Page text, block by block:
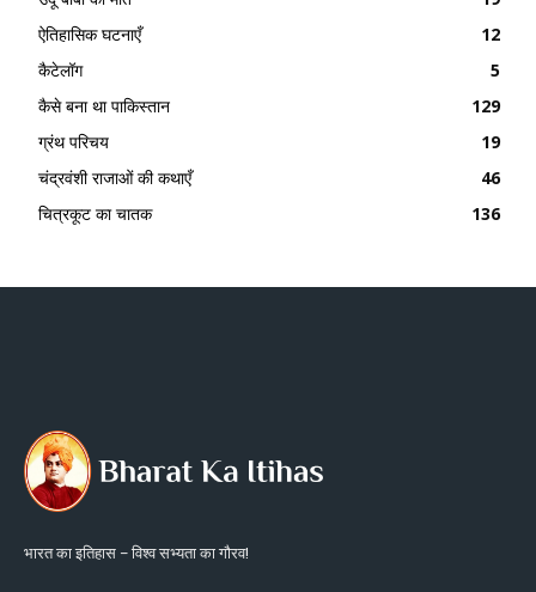
ऐतिहासिक घटनाएँ
12
कैटेलॉग
5
कैसे बना था पाकिस्तान
129
ग्रंथ परिचय
19
चंद्रवंशी राजाओं की कथाएँ
46
चित्रकूट का चातक
136
भारत का इतिहास – विश्व सभ्यता का गौरव!